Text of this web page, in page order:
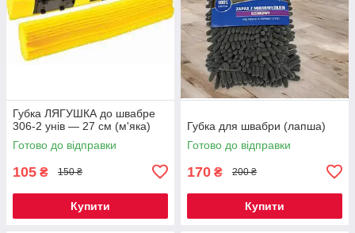
Губка ЛЯГУШКА до швабре
306-2 унів — 27 см (м'яка)
Готово до відправки
105 ₴ 150 ₴
Купити
Губка для швабри (лапша)
Готово до відправки
170 ₴ 200 ₴
Купити